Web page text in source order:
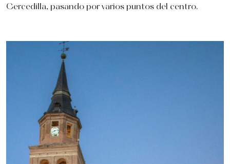
Cercedilla, pasando por varios puntos del centro.